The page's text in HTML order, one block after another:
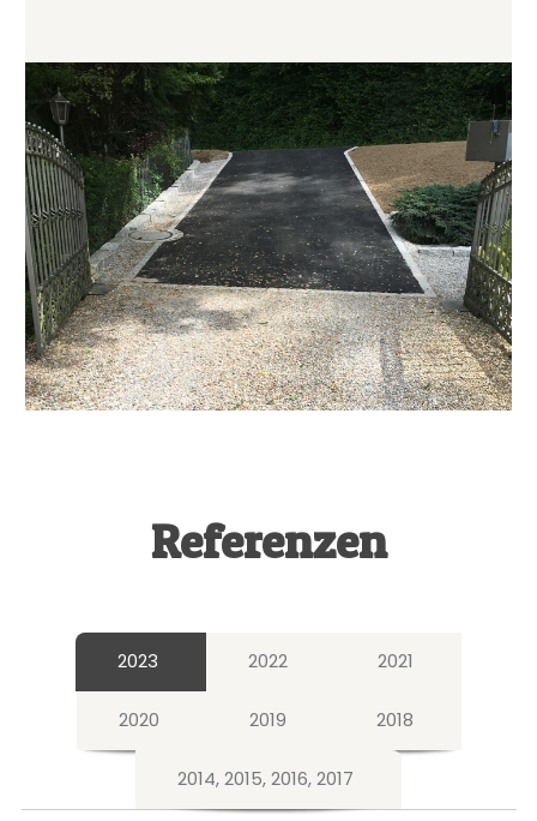
Referenzen
2023 2022 2021
2020 2019 2018
2014, 2015, 2016, 2017